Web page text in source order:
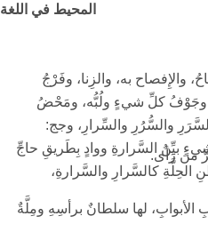
المحيط في اللغة
والذَّكَرُ، والنِّكاحُ، والإِفصاح به، والزِنا، وفَرْجُ
وجَوْفُ كلِّ شيءٍ ولُبُّه، ومَحْضُ
إسرارُ الكَفِّ لِخطوطها كالسَّرَرِ والسُّرُرِ والسِّرارِ، وجج:
أساريرُ وبَطْنُ الوادي وأطْيَبُهُ وما طابَ منَ الأرْضِ وكَرُمَ وخالِصُ كلِّ شيءٍ بيِّنُ السَّرارةِ ووادٍ بِطَريقِ حاجِّ
الحِلَّةِ كالسَّرارِ والسَّرارةِ،
الأبوابِ، لها سلطانٌ برأسِهِ ومِلَّةٌ